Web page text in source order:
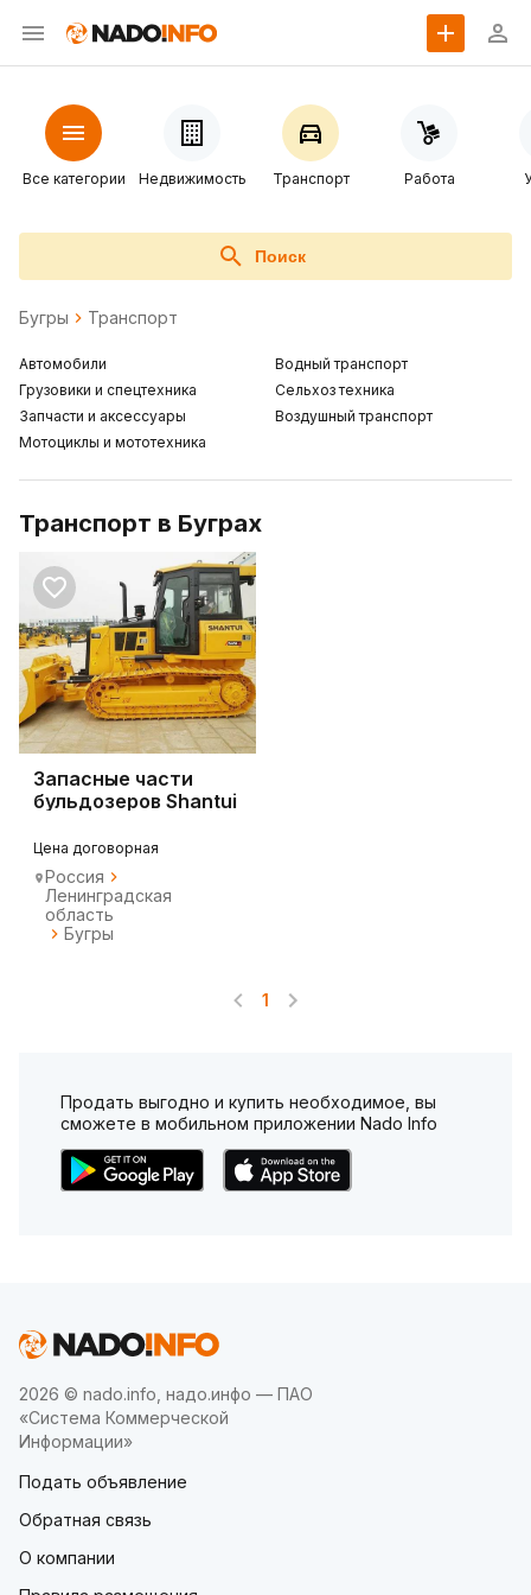
Все категории Недвижимость Транспорт Работа
Поиск
Бугры Транспорт
Автомобили
Грузовики и спецтехника
Запчасти и аксессуары
Мотоциклы и мототехника
Водный транспорт
Сельхоз техника
Воздушный транспорт
Транспорт в Буграх
Запасные части
бульдозеров Shantui
Цена договорная
Россия
Ленинградская
область
Бугры
1
Продать выгодно и купить необходимое, вы
сможете в мобильном приложении Nado Info
2026 © nado.info, надо.инфо — ПАО
«Система Коммерческой
Информации»
Подать объявление
Обратная связь
О компании